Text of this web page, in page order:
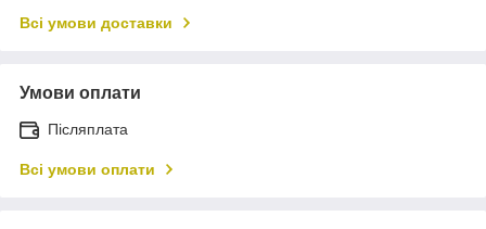
Всі умови доставки
Умови оплати
Післяплата
Всі умови оплати